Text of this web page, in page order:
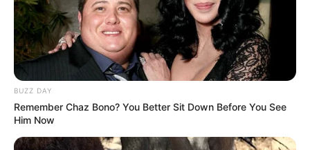
BUZZ DAY
Remember Chaz Bono? You Better Sit Down Before You See
Him Now